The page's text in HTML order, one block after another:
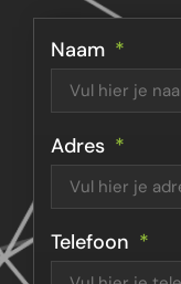
Naam
Adres
Telefoon